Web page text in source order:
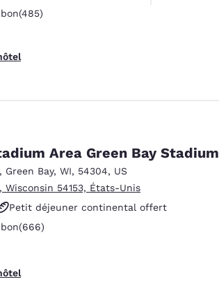
485 commentaires
(485)
Area Green Bay Stadium
, Green Bay, WI, 54304, US
54153, États-Unis
Petit déjeuner continental offert
offert
666 commentaires
(666)